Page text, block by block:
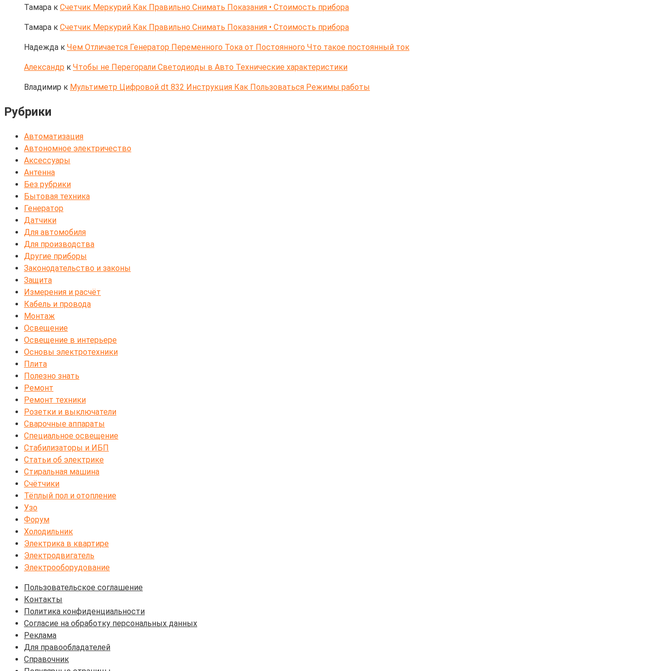
Тамара к Счетчик Меркурий Как Правильно Снимать Показания • Стоимость прибора
Тамара к Счетчик Меркурий Как Правильно Снимать Показания • Стоимость прибора
Надежда к Чем Отличается Генератор Переменного Тока от Постоянного Что такое постоянный ток
Александр к Чтобы не Перегорали Светодиоды в Авто Технические характеристики
Владимир к Мультиметр Цифровой dt 832 Инструкция Как Пользоваться Режимы работы
Рубрики
Автоматизация
Автономное электричество
Аксессуары
Антенна
Без рубрики
Бытовая техника
Генератор
Датчики
Для автомобиля
Для производства
Другие приборы
Законодательство и законы
Защита
Измерения и расчёт
Кабель и провода
Монтаж
Освещение
Освещение в интерьере
Основы электротехники
Плита
Полезно знать
Ремонт
Ремонт техники
Розетки и выключатели
Сварочные аппараты
Специальное освещение
Стабилизаторы и ИБП
Статьи об электрике
Стиральная машина
Счётчики
Тёплый пол и отопление
Узо
Форум
Холодильник
Электрика в квартире
Электродвигатель
Электрооборудование
Пользовательское соглашение
Контакты
Политика конфиденциальности
Согласие на обработку персональных данных
Реклама
Для правообладателей
Справочник